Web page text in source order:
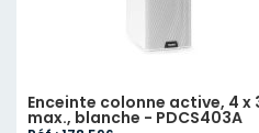
Enceinte colonne active, 4 x 3"
max., blanche - PDCS403A